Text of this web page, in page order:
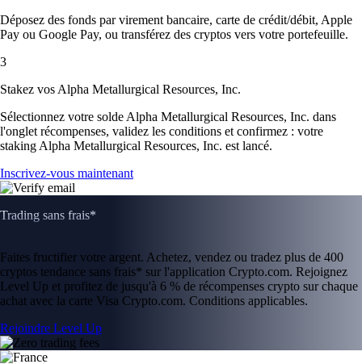
Déposez des fonds par virement bancaire, carte de crédit/débit, Apple
Pay ou Google Pay, ou transférez des cryptos vers votre portefeuille.
3
Stakez vos Alpha Metallurgical Resources, Inc.
Sélectionnez votre solde Alpha Metallurgical Resources, Inc. dans
l'onglet récompenses, validez les conditions et confirmez : votre
staking Alpha Metallurgical Resources, Inc. est lancé.
Inscrivez-vous maintenant
Trading sans frais*
Faites fructifier votre argent. Achetez, vendez ou tradez plus de 400
cryptos tendance sans frais* sur l'application Crypto.com. Rejoignez
Level Up et profitez de jusqu'à 6 % de récompenses crypto sur chaque
achat avec la carte Visa Crypto.com. Conditions applicables.
Rejoindre Level Up